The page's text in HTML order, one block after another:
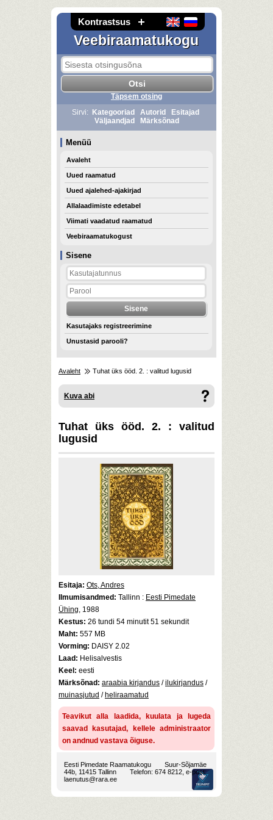
Kontrastsus
Veebiraamatukogu
Sisene
Kasutajaks registreerimine
Unustasid parooli?
Täpsem otsing
Sirvi:
Kategooriad Autorid
Esitajad
Väljaandjad
Märksõnad
Menüü
Avaleht
Uued raamatud
Uued ajalehed-ajakirjad
Allalaadimiste edetabel
Viimati vaadatud raamatud
Veebiraamatukogust
Avaleht Tuhat üks ööd. 2. : valitud lugusid
Kuva abi
Tuhat üks ööd. 2. : valitud
lugusid
Esitaja: Ots, Andres
Ilmumisandmed: Tallinn : Eesti Pimedate
Ühing, 1988
Kestus: 26 tundi 54 minutit 51 sekundit
Maht: 557 MB
Vorming: DAISY 2.02
Laad: Helisalvestis
Keel: eesti
Märksõnad: araabia kirjandus /ilukirjandus /
muinasjutud / heliraamatud
Teavikut alla laadida, kuulata ja lugeda
saavad kasutajad, kellele administraator
on andnud vastava õiguse.
Eesti Pimedate Raamatukogu
Suur-Sõjamäe
44b, 11415 Tallinn
Telefon: 674 8212, e-post:
laenutus@rara.ee